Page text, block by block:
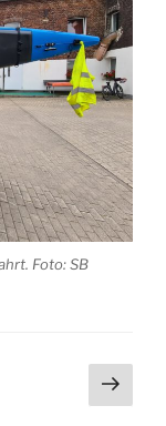
Foto: SB